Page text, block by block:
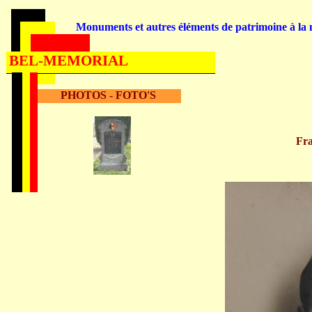
PHOTOS - FOTO'S
Monuments et autres éléments de patrimoine à la
BEL-MEMORIAL